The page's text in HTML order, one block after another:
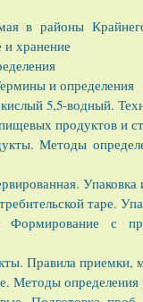
в районы
и хранение
и определения
5,5-водный.
продуктов и
Методы
Упаковка
таре.
с
Правила приемки,
Методы определения